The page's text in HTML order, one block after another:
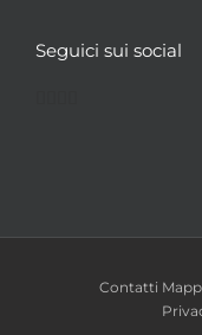
Seguici sui social
Contatti